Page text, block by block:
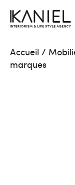
Accueil /
marques